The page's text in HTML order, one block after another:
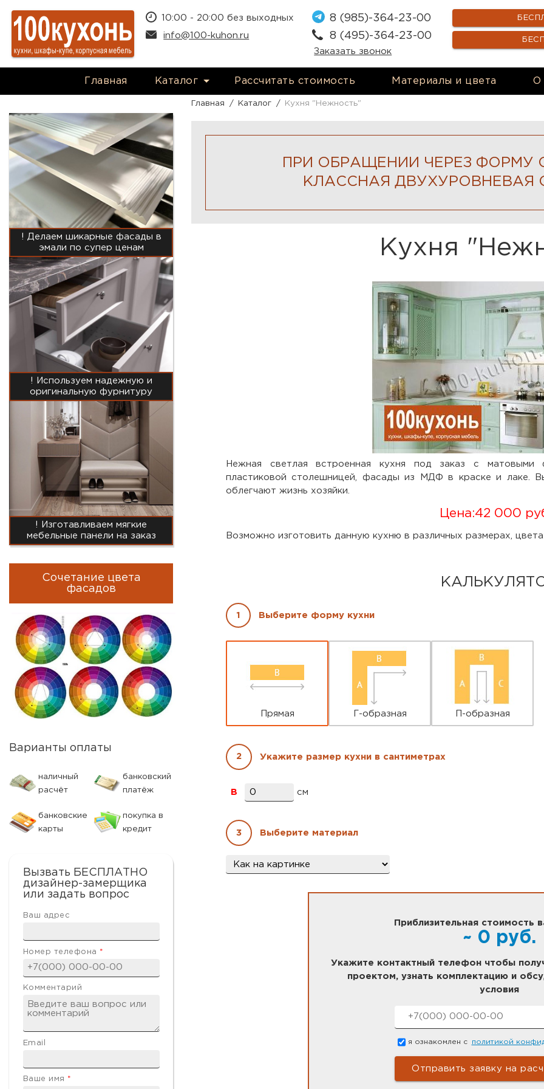
10:00 - 20:00 без выходных
info@100-kuhon.ru
8 (985)-364-23-00
8 (495)-364-23-00
Заказать звонок
Главная Каталог Рассчитать стоимость Материалы и цвета О
Главная / Каталог / Кухня "Нежность"
ПРИ ОБРАЩЕНИИ ЧЕРЕЗ ФОРМУ
КЛАССНАЯ
Кухня
Нежная светлая встроенная кухня под заказ с матовыми
пластиковой столешницей, фасады из МДФ в краске и лаке.
облегчают жизнь хозяйки.
Цена:42 000
Возможно изготовить данную кухню в различных размерах,
1 Выберите форму кухни
Параметры кухни*
Прямая Г-образная П-образная
2 Укажите размер кухни в сантиметрах
B см
3 Выберите материал
Материал*
Приблизительная стоимость
~ 0 руб.
Укажите контактный телефон чтобы
проектом, узнать комплектацию и
условия
Номер телефона*
Согласие*
я ознакомлен с политикой
! Делаем шикарные фасады в
эмали по супер ценам
! Используем надежную и
оригинальную фурнитуру
! Изготавливаем мягкие
мебельные панели на заказ
Сочетание цвета
фасадов
Варианты оплаты
наличный
расчёт
банковский
платёж
банковские
карты
покупка в
кредит
Вызвать БЕСПЛАТНО
дизайнер-замерщика
или задать вопрос
Ваш адрес
Номер телефона *
Комментарий
Email
Ваше имя *